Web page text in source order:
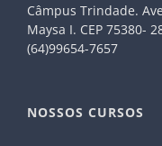
Câmpus Trindade.
Maysa I. CEP 75380-
(64)99654-7657
NOSSOS CURSOS